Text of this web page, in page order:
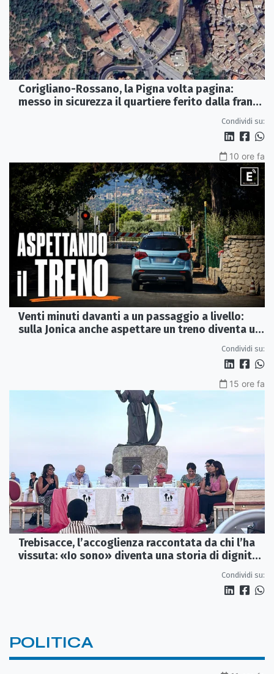
Corigliano-Rossano, la Pigna volta pagina:
messo in sicurezza il quartiere ferito dalla frana
Condividi su:
10 ore fa
Venti minuti davanti a un passaggio a livello:
sulla Jonica anche aspettare un treno diventa un
Condividi su:
15 ore fa
Trebisacce, l’accoglienza raccontata da chi l’ha
vissuta: «Io sono» diventa una storia di dignità
Condividi su:
POLITICA